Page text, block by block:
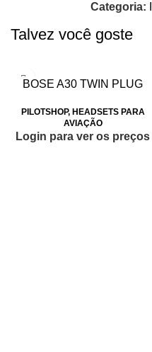
Categoria:
Talvez você goste
BOSE A30 TWIN PLUG
PILOTSHOP, HEADSETS PARA
AVIAÇÃO
Login para ver os preços